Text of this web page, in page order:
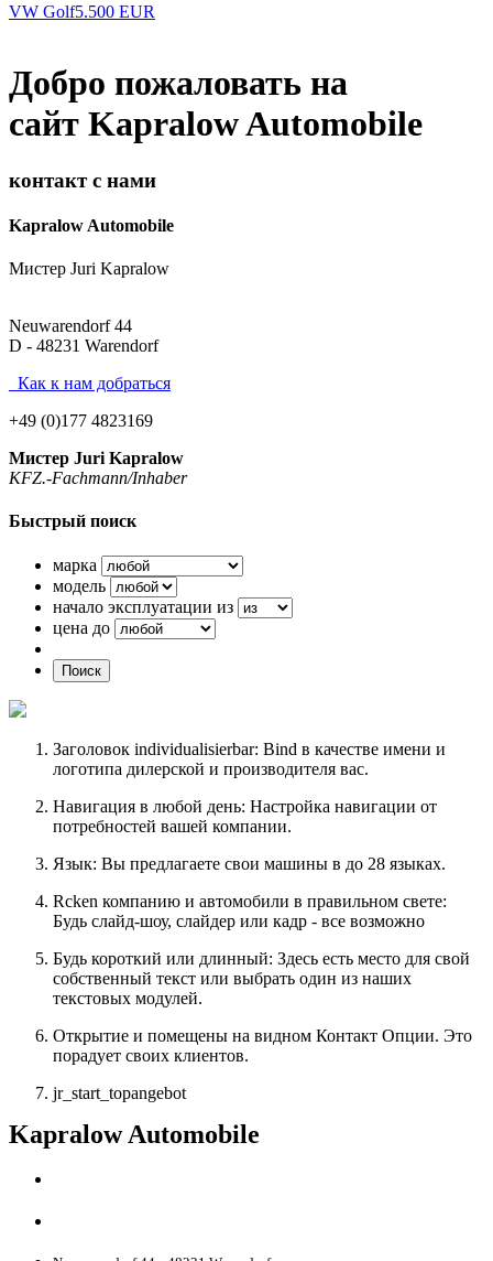
VW Golf5.500 EUR
Добро пожаловать на
сайт Kapralow Automobile
контакт с нами
Kapralow Automobile
Мистер Juri Kapralow
Neuwarendorf 44
D - 48231 Warendorf
Как к нам добраться
+49 (0)177 4823169
Мистер Juri Kapralow
KFZ.-Fachmann/Inhaber
Быстрый поиск
марка
модель
начало эксплуатации из
цена до
Поиск
Заголовок individualisierbar: Bind в качестве имени и
логотипа дилерской и производителя вас.
Навигация в любой день: Настройка навигации от
потребностей вашей компании.
Язык: Вы предлагаете свои машины в до 28 языках.
Rcken компанию и автомобили в правильном свете:
Будь слайд-шоу, слайдер или кадр - все возможно
Будь короткий или длинный: Здесь есть место для свой
собственный текст или выбрать один из наших
текстовых модулей.
Открытие и помещены на видном Контакт Опции. Это
порадует своих клиентов.
jr_start_topangebot
Kapralow Automobile